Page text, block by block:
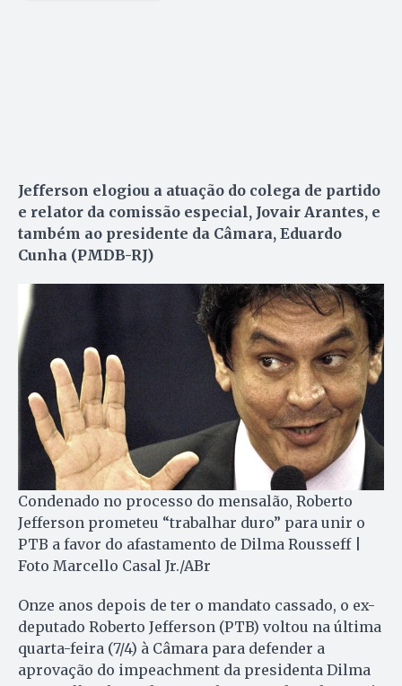
Jefferson elogiou a atuação do colega de partido
e relator da comissão especial, Jovair Arantes, e
também ao presidente da Câmara, Eduardo
Cunha (PMDB-RJ)
Condenado no processo do mensalão, Roberto
Jefferson prometeu “trabalhar duro” para unir o
PTB a favor do afastamento de Dilma Rousseff |
Foto Marcello Casal Jr./ABr
Onze anos depois de ter o mandato cassado, o ex-
deputado Roberto Jefferson (PTB) voltou na última
quarta-feira (7/4) à Câmara para defender a
aprovação do impeachment da presidenta Dilma